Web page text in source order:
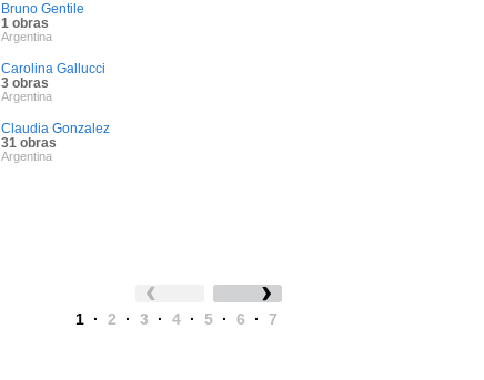
Bruno Gentile
1 obras
Argentina
Carolina Gallucci
3 obras
Argentina
Claudia Gonzalez
31 obras
Argentina
1 · 2 · 3 · 4 · 5 · 6 · 7